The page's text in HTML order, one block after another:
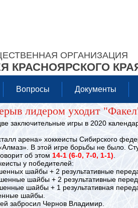
ОРГАНИЗАЦИЯ
КРАСНОЯРСКОГО
Вопросы Документы
лидером уходит
заключительные игры в 2020
арена» хоккеисты Сибирского
В этой игре борьбы не было.
об этом 14-1 (6-0, 7-0, 1-1)
у победителей:
шайбы + 2 результативные
шайбы + 2 результативные
шайбы + 1 результативная
шайбы.
забросил Чернов Владимир.